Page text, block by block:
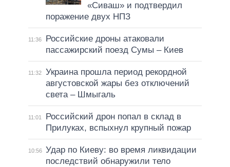
«Сиваш» и подтвердил
поражение двух НПЗ
11:36
Российские дроны атаковали
пассажирский поезд Сумы – Киев
11:32
Украина прошла период рекордной
августовской жары без отключений
света – Шмыгаль
11:01
Российский дрон попал в склад в
Прилуках, вспыхнул крупный пожар
10:56 Удар по Киеву: во время ликвидации
последствий обнаружили тело